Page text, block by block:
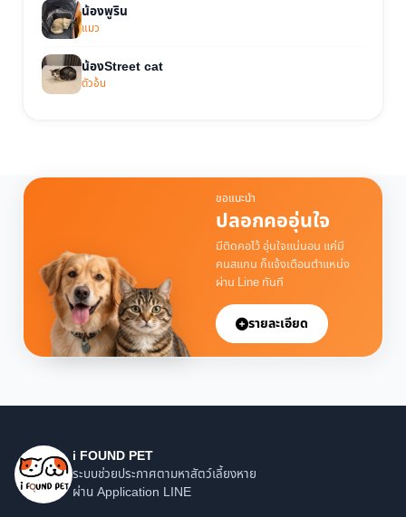
น้องพูริน
แมว
น้องStreet cat
ตัวอ้น
ขอแนะนำ
ปลอกคออุ่นใจ
มีติดคอไว้ อุ่นใจแน่นอน แค่มี
คนสแกน ก็แจ้งเตือนตำแหน่ง
ผ่าน Line ทันที
รายละเอียด
i FOUND PET
ระบบช่วยประกาศตามหาสัตว์เลี้ยงหาย
ผ่าน Application LINE